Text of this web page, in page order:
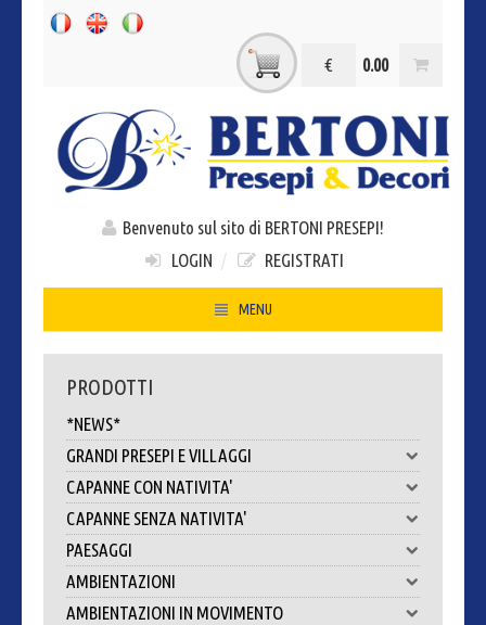
0.00
€
Benvenuto sul sito di BERTONI PRESEPI!
LOGIN / REGISTRATI
MENU
HOME
DOVE SIAMO
PRODOTTI
*NEWS*
GRANDI PRESEPI E VILLAGGI
CAPANNE CON NATIVITA'
CAPANNE SENZA NATIVITA'
PAESAGGI
AMBIENTAZIONI
AMBIENTAZIONI IN MOVIMENTO